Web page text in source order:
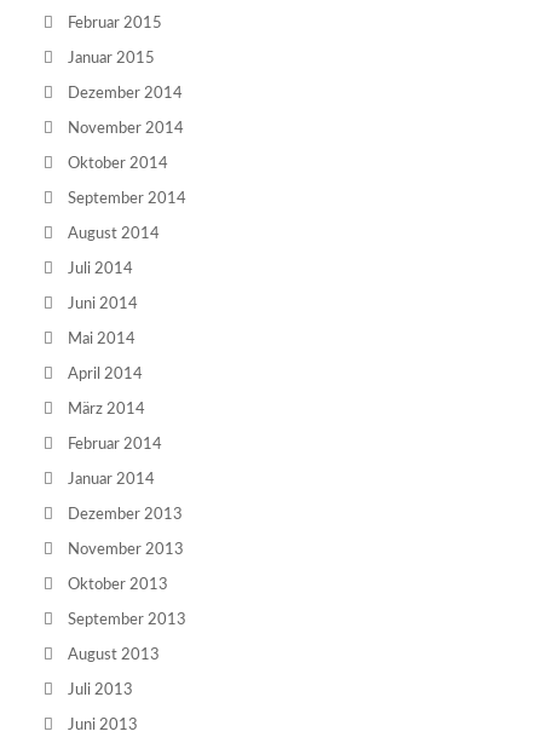
Februar 2015
Januar 2015
Dezember 2014
November 2014
Oktober 2014
September 2014
August 2014
Juli 2014
Juni 2014
Mai 2014
April 2014
März 2014
Februar 2014
Januar 2014
Dezember 2013
November 2013
Oktober 2013
September 2013
August 2013
Juli 2013
Juni 2013